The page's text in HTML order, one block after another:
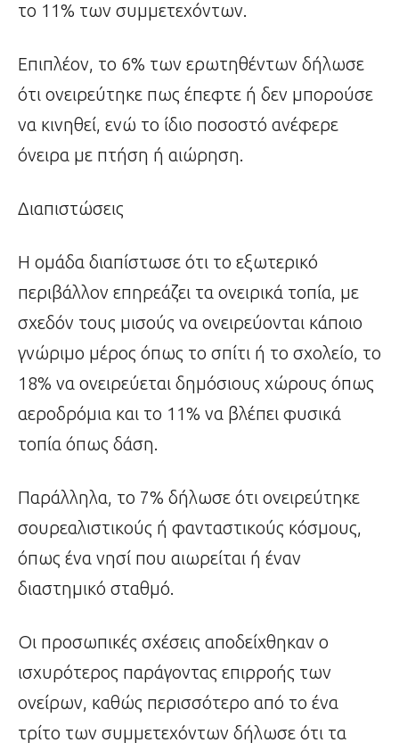
το 11% των συμμετεχόντων.
Επιπλέον, το 6% των ερωτηθέντων δήλωσε
ότι ονειρεύτηκε πως έπεφτε ή δεν μπορούσε
να κινηθεί, ενώ το ίδιο ποσοστό ανέφερε
όνειρα με πτήση ή αιώρηση.
Διαπιστώσεις
Η ομάδα διαπίστωσε ότι το εξωτερικό
περιβάλλον επηρεάζει τα ονειρικά τοπία, με
σχεδόν τους μισούς να ονειρεύονται κάποιο
γνώριμο μέρος όπως το σπίτι ή το σχολείο, το
18% να ονειρεύεται δημόσιους χώρους όπως
αεροδρόμια και το 11% να βλέπει φυσικά
τοπία όπως δάση.
Παράλληλα, το 7% δήλωσε ότι ονειρεύτηκε
σουρεαλιστικούς ή φανταστικούς κόσμους,
όπως ένα νησί που αιωρείται ή έναν
διαστημικό σταθμό.
Οι προσωπικές σχέσεις αποδείχθηκαν ο
ισχυρότερος παράγοντας επιρροής των
ονείρων, καθώς περισσότερο από το ένα
τρίτο των συμμετεχόντων δήλωσε ότι τα